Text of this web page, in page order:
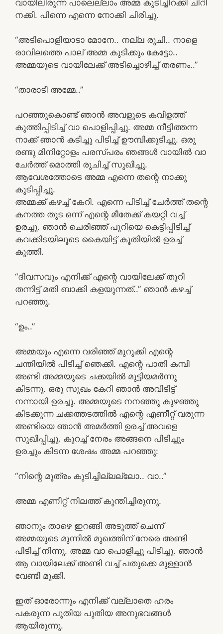
വായിലിരുന്ന പാലെല്ലാം അമ്മ കുടിച്ചിറക്കി ചിറി
നക്കി. പിന്നെ എന്നെ നോക്കി ചിരിച്ചു.
“അടിപൊളിയാടാ മോനേ.. നല്ല രുചി.. നാളെ
രാവിലത്തെ പാല് അമ്മ കുടിക്കും കേട്ടോ..
അമ്മയുടെ വായിലേക്ക് അടിച്ചൊഴിച്ച് തരണം..”
“താരാടീ അമ്മേ..”
പറഞ്ഞുകൊണ്ട് ഞാൻ അവളുടെ കവിളത്ത്
കുത്തിപ്പിടിച്ച് വാ പൊളിപ്പിച്ചു. അമ്മ നീട്ടിത്തന്ന
നാക്ക് ഞാൻ കടിച്ചു പിടിച്ച് ഊമ്പിക്കുടിച്ചു. ഒരു
രണ്ടു മിനിറ്റോളം പരസ്പരം ഞങ്ങൾ വായിൽ വാ
ചേർത്ത് മൊത്തി രുചിച്ച് സുഖിച്ചു.
ആവേശത്തോടെ അമ്മ എന്നെ തന്റെ നാക്കു
കുടിപ്പിച്ചു.
അമ്മക്ക് കഴച്ച് കേറി. എന്നെ പിടിച്ച് ചേർത്ത് തന്റെ
കനത്ത തുട ഒന്ന് എന്റെ മീതേക്ക് കയറ്റി വച്ച്
ഉരച്ചു. ഞാൻ ചെരിഞ്ഞ് പൂറിയെ കെട്ടിപ്പിടിച്ച്
കവക്കിടയിലൂടെ കൈയിട്ട് കൂതിയിൽ ഉരച്ച്
കുത്തി.
“ദിവസവും എനിക്ക് എന്റെ വായിലേക്ക് തൂറി
തന്നിട്ട് മതി ബാക്കി കളയുന്നത്..” ഞാൻ കഴച്ച്
പറഞ്ഞു.
“ഉം..”
അമ്മയും എന്നെ വരിഞ്ഞ് മുറുക്കി എന്റെ
ചന്തിയിൽ പിടിച്ച് ഞെക്കി. എന്റെ പാതി കമ്പി
അണ്ടി അമ്മയുടെ ചക്കയിൽ മുട്ടിയമർന്നു
കിടന്നു. ഒരു സുഖം കേറി ഞാൻ അവിടിട്ട്
നന്നായി ഉരച്ചു. അമ്മയുടെ നനഞ്ഞു കുഴഞ്ഞു
കിടക്കുന്ന ചക്കത്തടത്തിൽ എന്റെ എണീറ്റ് വരുന്ന
അണ്ടിയെ ഞാൻ അമർത്തി ഉരച്ച് അവളെ
സുഖിപ്പിച്ചു. കുറച്ച് നേരം അങ്ങനെ പിടിച്ചും
ഉരച്ചും കിടന്ന ശേഷം അമ്മ പറഞ്ഞു:
“നിന്റെ മൂത്രം കുടിച്ചില്ലല്ലോ.. വാ..”
അമ്മ എണീറ്റ് നിലത്ത് കുന്തിച്ചിരുന്നു.
ഞാനും താഴെ ഇറങ്ങി അടുത്ത് ചെന്ന്
അമ്മയുടെ മുന്നിൽ മുഖത്തിന് നേരെ അണ്ടി
പിടിച്ച് നിന്നു. അമ്മ വാ പൊളിച്ചു പിടിച്ചു. ഞാൻ
ആ വായിലേക്ക് അണ്ടി വച്ച് പതുക്കെ മുള്ളാൻ
വേണ്ടി മുക്കി.
ഇത് ഓരോന്നും എനിക്ക് വല്ലാതെ ഹരം
പകരുന്ന പുതിയ പുതിയ അനുഭവങ്ങൾ
ആയിരുന്നു.